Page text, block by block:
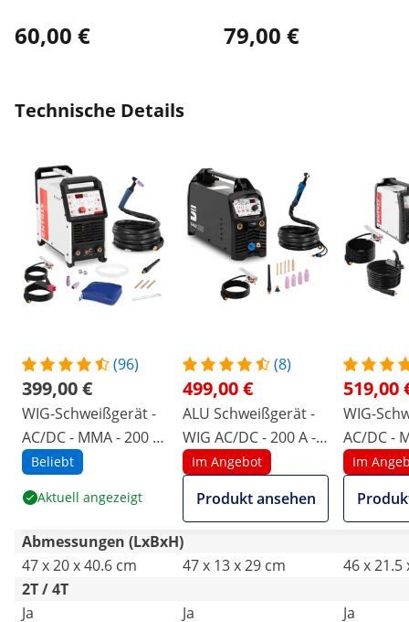
60,00 € 79,00 €
Technische Details
(96)
399,00 €
WIG-Schweißgerät -
AC/DC - MMA - 200 A
- 230 V - IGBT - Puls -
Beliebt
Aktuell angezeigt
(8)
499,00 €
ALU Schweißgerät -
WIG AC/DC - 200 A -
Digital - E-Hand -
Puls
Im Angebot
Produkt ansehen
519,00
WIG-
AC/DC -
- 230 V -
Alu-
Im
Abmessungen (LxBxH)
47 x 20 x 40.6 cm
47 x 13 x 29 cm
46 x 21.5
2T / 4T
Ja
Ja Ja